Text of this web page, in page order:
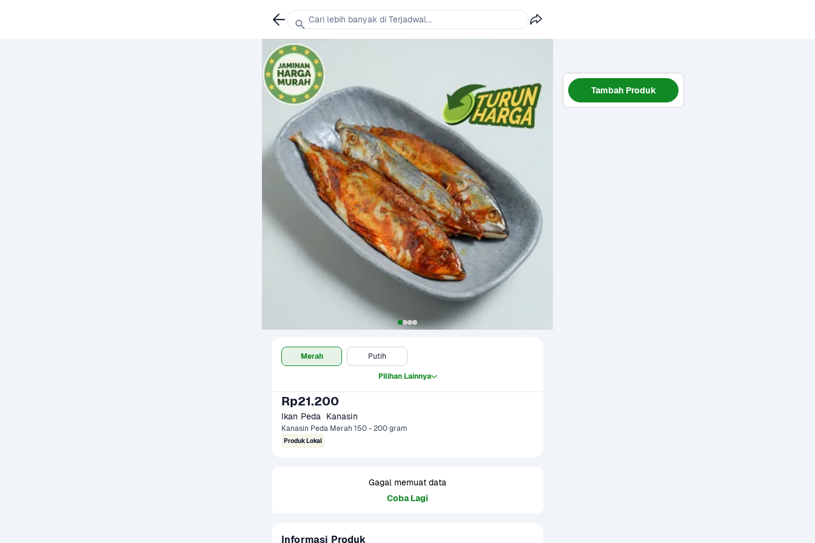
Merah Putih
Pilihan Lainnya
Rp21.200
Ikan Peda  Kanasin
Kanasin Peda Merah 150 - 200 gram
Produk Lokal
Gagal memuat data
Coba Lagi
Informasi Produk
Tambah Produk
Cari lebih banyak di Terjadwal...